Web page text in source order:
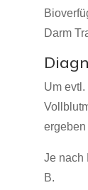
Darm
Um
Je nach
B.